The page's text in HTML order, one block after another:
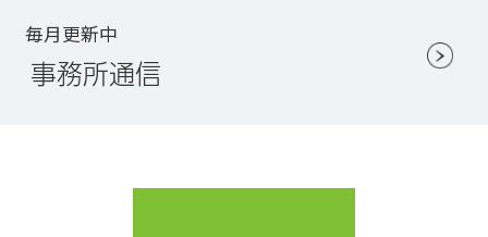
毎月更新中
事務所通信